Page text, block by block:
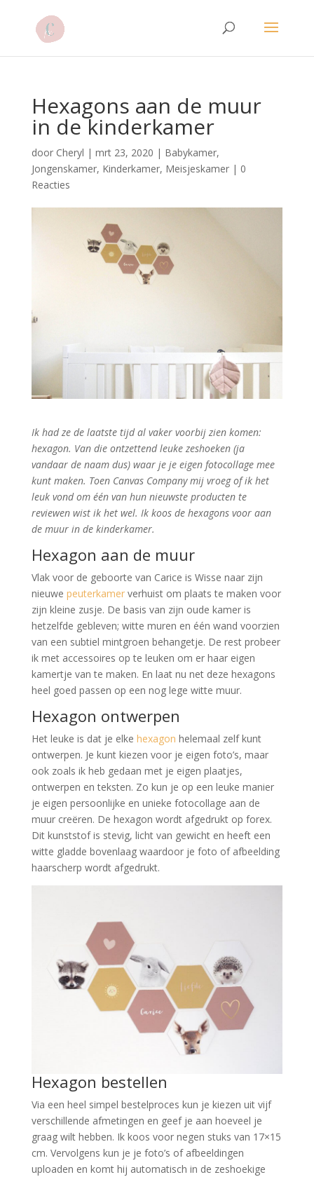
Hexagons aan de muur
in de kinderkamer
door Cheryl | mrt 23, 2020 | Babykamer,
Jongenskamer, Kinderkamer, Meisjeskamer| 0
Reacties
Ik had ze de laatste tijd al vaker voorbij zien komen:
hexagon. Van die ontzettend leuke zeshoeken (ja
vandaar de naam dus) waar je je eigen fotocollage mee
kunt maken. Toen Canvas Company mij vroeg of ik het
leuk vond om één van hun nieuwste producten te
reviewen wist ik het wel. Ik koos de hexagons voor aan
de muur in de kinderkamer.
Hexagon aan de muur
Vlak voor de geboorte van Carice is Wisse naar zijn
nieuwe peuterkamerverhuist om plaats te maken voor
zijn kleine zusje. De basis van zijn oude kamer is
hetzelfde gebleven; witte muren en één wand voorzien
van een subtiel mintgroen behangetje. De rest probeer
ik met accessoires op te leuken om er haar eigen
kamertje van te maken. En laat nu net deze hexagons
heel goed passen op een nog lege witte muur.
Hexagon ontwerpen
Het leuke is dat je elke hexagon helemaal zelf kunt
ontwerpen. Je kunt kiezen voor je eigen foto’s, maar
ook zoals ik heb gedaan met je eigen plaatjes,
ontwerpen en teksten. Zo kun je op een leuke manier
je eigen persoonlijke en unieke fotocollage aan de
muur creëren. De hexagon wordt afgedrukt op forex.
Dit kunststof is stevig, licht van gewicht en heeft een
witte gladde bovenlaag waardoor je foto of afbeelding
haarscherp wordt afgedrukt.
Hexagon bestellen
Via een heel simpel bestelproces kun je kiezen uit vijf
verschillende afmetingen en geef je aan hoeveel je
graag wilt hebben. Ik koos voor negen stuks van 17×15
cm. Vervolgens kun je je foto’s of afbeeldingen
uploaden en komt hij automatisch in de zeshoekige